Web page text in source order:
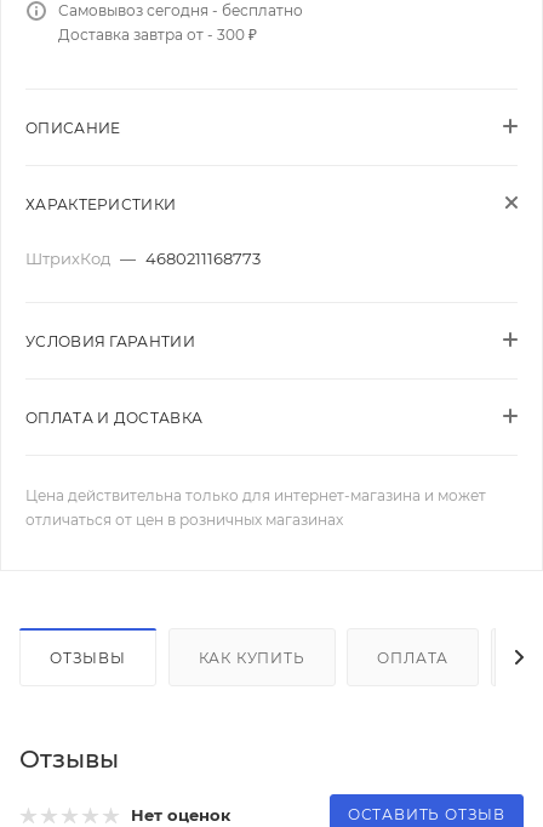
Самовывоз сегодня - бесплатно
Доставка завтра от - 300 ₽
ОПИСАНИЕ
ХАРАКТЕРИСТИКИ
ШтрихКод — 4680211168773
УСЛОВИЯ ГАРАНТИИ
ОПЛАТА И ДОСТАВКА
Цена действительна только для интернет-магазина и может
отличаться от цен в розничных магазинах
ОТЗЫВЫ КАК КУПИТЬ ОПЛАТА
Отзывы
Нет оценок ОСТАВИТЬ ОТЗЫВ